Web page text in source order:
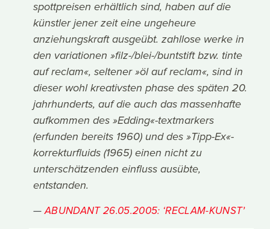
spottpreisen erhältlich sind, haben auf die
künstler jener zeit eine ungeheure
anziehungskraft ausgeübt. zahllose werke in
den variationen »filz-/blei-/buntstift bzw. tinte
auf reclam«, seltener »öl auf reclam«, sind in
dieser wohl kreativsten phase des späten 20.
jahrhunderts, auf die auch das massenhafte
aufkommen des »Edding«-textmarkers
(erfunden bereits 1960) und des »Tipp-Ex«-
korrekturfluids (1965) einen nicht zu
unterschätzenden einfluss ausübte,
entstanden.
ABUNDANT 26.05.2005: ‘RECLAM-KUNST’